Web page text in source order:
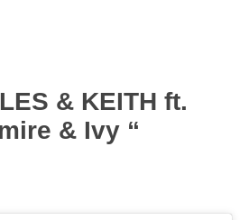
& KEITH ft.
& Ivy “